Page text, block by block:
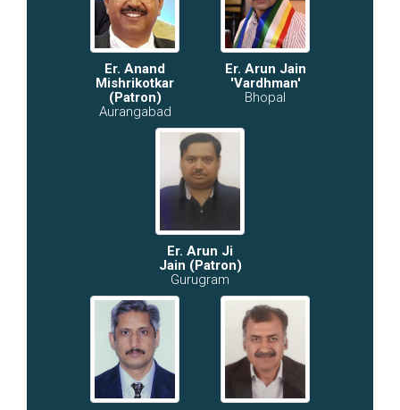
Er. Anand
Mishrikotkar
(Patron)
Aurangabad
Er. Arun Jain
'Vardhman'
Bhopal
Er. Arun Ji
Jain (Patron)
Gurugram